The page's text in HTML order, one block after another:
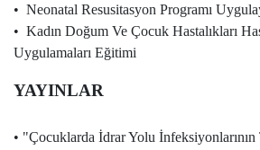
• Neonatal Resusitasyon Programı
• Kadın Doğum Ve Çocuk Hastalıkları
Uygulamaları Eğitimi
YAYINLAR
• "Çocuklarda İdrar Yolu İnfeksiyonlarının